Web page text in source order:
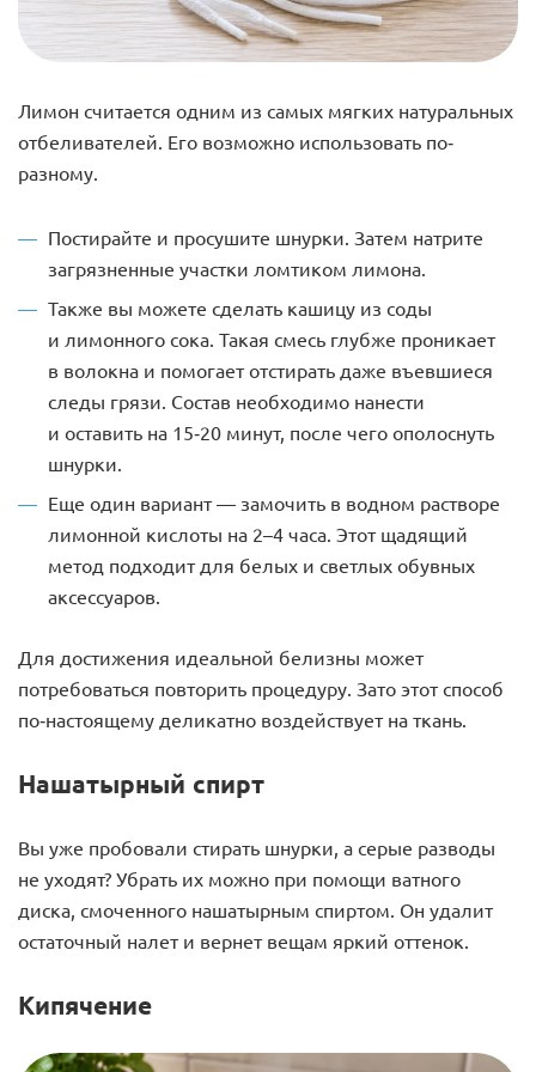
Лимон считается одним из самых мягких натуральных
отбеливателей. Его возможно использовать по-
разному.
Постирайте и просушите шнурки. Затем натрите
загрязненные участки ломтиком лимона.
Также вы можете сделать кашицу из соды
и лимонного сока. Такая смесь глубже проникает
в волокна и помогает отстирать даже въевшиеся
следы грязи. Состав необходимо нанести
и оставить на 15-20 минут, после чего ополоснуть
шнурки.
Еще один вариант — замочить в водном растворе
лимонной кислоты на 2–4 часа. Этот щадящий
метод подходит для белых и светлых обувных
аксессуаров.
Для достижения идеальной белизны может
потребоваться повторить процедуру. Зато этот способ
по-настоящему деликатно воздействует на ткань.
Нашатырный спирт
Вы уже пробовали стирать шнурки, а серые разводы
не уходят? Убрать их можно при помощи ватного
диска, смоченного нашатырным спиртом. Он удалит
остаточный налет и вернет вещам яркий оттенок.
Кипячение